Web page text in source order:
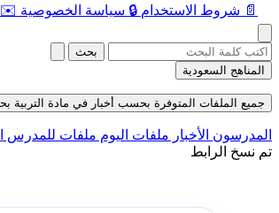
📄 شروط الاستخدام 🔒 سياسة الخصوصية ✉️
بحث
المناهج السعودية
جميع الملفات المتوفرة بحسب أخبار في مادة التربية
المدرسون الأخبار ملفات اليوم ملفات للمدرس
تم نسخ الرابط